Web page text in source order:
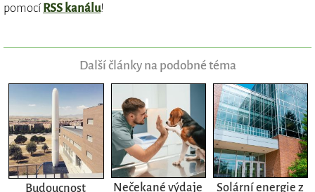
pomocíRSS kanálu!
Další články na podobné téma
Budoucnost
Nečekané výdaje
Solární energie z